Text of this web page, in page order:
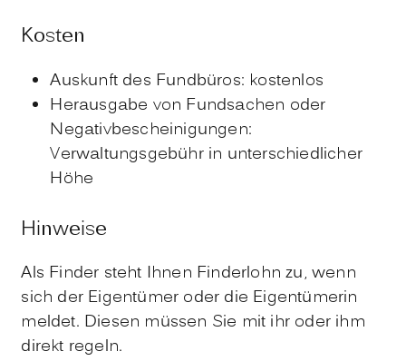
Kosten
Auskunft des Fundbüros: kostenlos
Herausgabe von Fundsachen oder
Negativbescheinigungen:
Verwaltungsgebühr in unterschiedlicher
Höhe
Hinweise
Als Finder steht Ihnen Finderlohn zu, wenn
sich der Eigentümer oder die Eigentümerin
meldet. Diesen müssen Sie mit ihr oder ihm
direkt regeln.